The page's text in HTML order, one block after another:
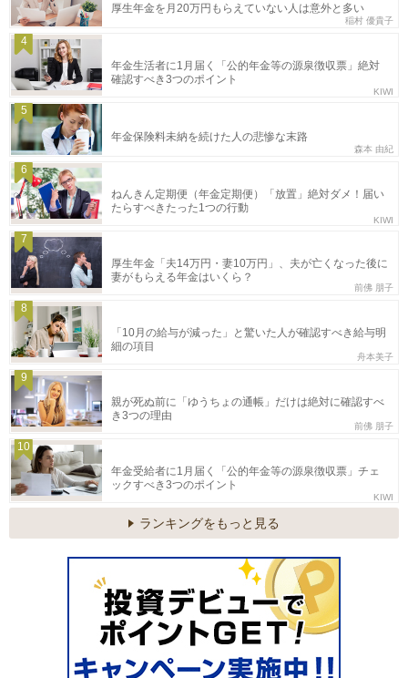
厚生年金を月20万円もらえていない人は意外と多い
稲村 優貴子
4
年金生活者に1月届く「公的年金等の源泉徴収票」絶対
確認すべき3つのポイント
KIWI
5
年金保険料未納を続けた人の悲惨な末路
森本 由紀
6
ねんきん定期便（年金定期便）「放置」絶対ダメ！届い
たらすべきたった1つの行動
KIWI
7
厚生年金「夫14万円・妻10万円」、夫が亡くなった後に
妻がもらえる年金はいくら？
前佛 朋子
8
「10月の給与が減った」と驚いた人が確認すべき給与明
細の項目
舟本美子
9
親が死ぬ前に「ゆうちょの通帳」だけは絶対に確認すべ
き3つの理由
前佛 朋子
10
年金受給者に1月届く「公的年金等の源泉徴収票」チェ
ックすべき3つのポイント
KIWI
ランキングをもっと見る